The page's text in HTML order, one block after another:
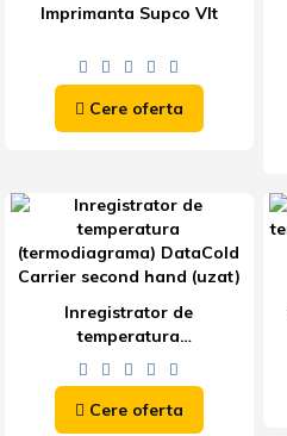
Imprimanta Supco Vlt
Cere oferta
Inregistrator de
temperatura
(termodiagrama)
DataCold Carrier second
hand (uzat)
Cere oferta